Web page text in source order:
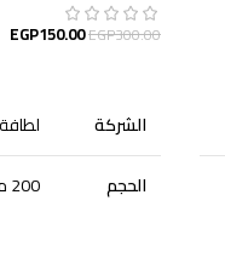
EGP300.00
EGP150.00
الشركة
الحجم
200 مل